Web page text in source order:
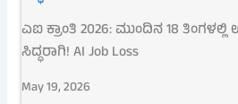
ಎಐ ಕ್ರಾಂತಿ 2026: ಮುಂದಿನ 18
ಸಿದ್ಧರಾಗಿ! AI Job Loss
May 19, 2026